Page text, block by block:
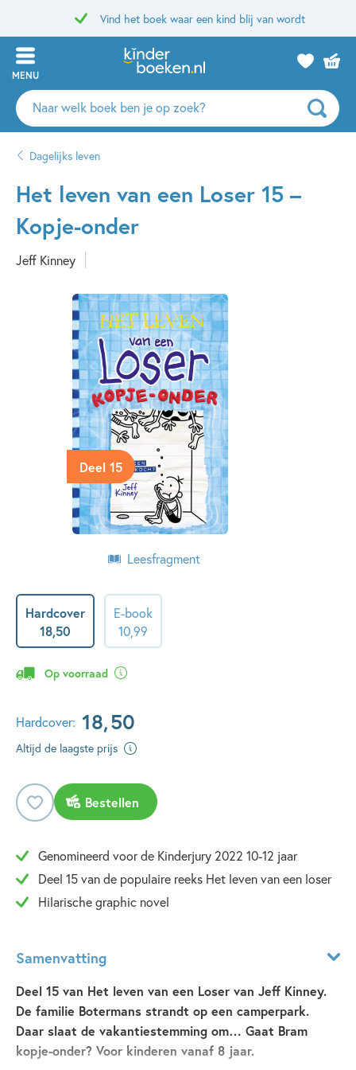
Vind het boek waar een kind blij van wordt
MENU
Zoeken
naar
auteurs
uitgevers
Dagelijks leven
Het leven van een Loser 15 –
Kopje-onder
Jeff Kinney
Deel 15
Leesfragment
Hardcover
18,50
E-book
1099
Op voorraad
Hardcover: 18,50
Altijd de laagste prijs
Bestellen
Genomineerd voor de Kinderjury 2022 10-12 jaar
Deel 15 van de populaire reeks Het leven van een loser
Hilarische graphic novel
Samenvatting
Deel 15 van Het leven van een Loser van Jeff Kinney.
De familie Botermans strandt op een camperpark.
Daar slaat de vakantiestemming om… Gaat Bram
kopje-onder? Voor kinderen vanaf 8 jaar.